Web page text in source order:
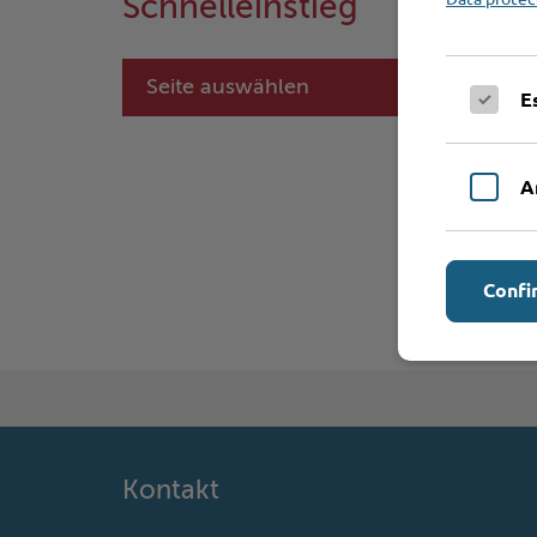
Schnelleinstieg
Seite auswählen
Kontakt